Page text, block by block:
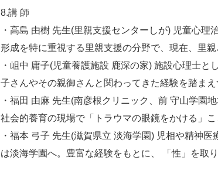
8.講 師
・高島 由樹 先生(里親支援センターしが) 児童心
形成を特に重視する里親支援の分野で、現在、里
・岨中 庸子(児童養護施設 鹿深の家) 施設心理士
子さんやその親御さんと関わってきた経験を踏ま
・福田 由麻 先生(南彦根クリニック、前 守山学園
社会的養育の現場で「トラウマの眼鏡をかける」
・福本 弓子 先生(滋賀県立 淡海学園) 児相や精神
は淡海学園へ。豊富な経験をもとに、 「性」を取